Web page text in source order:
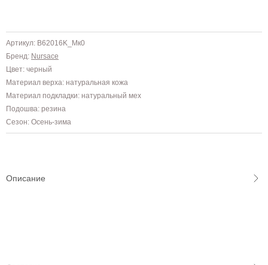
Артикул: B62016K_Mк0
Бренд: Nursace
Цвет: черный
Материал верха: натуральная кожа
Материал подкладки: натуральный мех
Подошва: резина
Сезон: Осень-зима
Описание